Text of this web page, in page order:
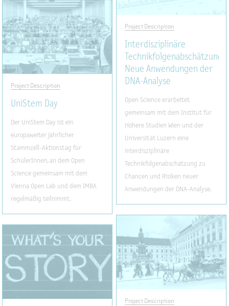
Project Description
Interdisziplinäre
Technikfolgenabschätzung:
Neue Anwendungen der
DNA-Analyse
Open Science erarbeitet
gemeinsam mit dem Institut für
Höhere Studien Wien und der
Universität Luzern eine
interdisziplinäre
Technikfolgenabschätzung zu
Chancen und Risiken neuer
Anwendungen der DNA-Analyse.
Project Description
UniStem Day
Der UniStem Day ist ein
europaweiter jährlicher
Stammzell-Aktionstag für
SchülerInnen, an dem Open
Science gemeinsam mit dem
Vienna Open Lab und dem IMBA
regelmäßig teilnimmt.
Project Description